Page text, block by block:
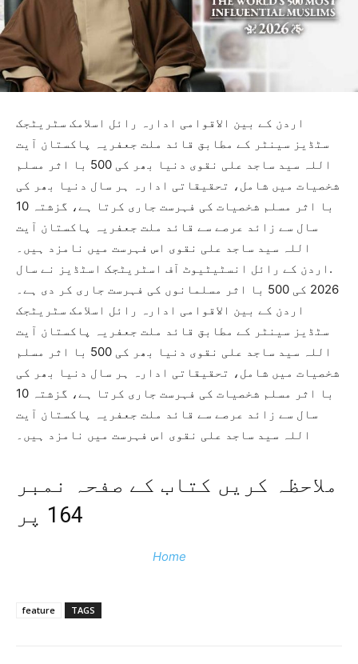
اردن کے بین الاقوامی ادارہ رائل اسلامک سٹریٹجک
سٹڈیز سینٹر کے مطابق قائد ملت جعفریہ پاکستان آیت
اللہ سید ساجد علی نقوی دنیا بھر کی 500 با اثر مسلم
شخصیات میں شامل، تحقیقاتی ادارہ ہر سال دنیا بھر کی
با اثر مسلم شخصیات کی فہرست جاری کرتا ہے، گزشتہ 10
سال سے زائد عرصے سے قائد ملت جعفریہ پاکستان آیت
اللہ سید ساجد علی نقوی اس فہرست میں نامزد ہیں۔
.اردن کے رائل انسٹیٹیوٹ آف اسٹریٹجک اسٹڈیز نے سال
2026 کی 500 با اثر مسلمانوں کی فہرست جاری کر دی ہے۔
اردن کے بین الاقوامی ادارہ رائل اسلامک سٹریٹجک
سٹڈیز سینٹر کے مطابق قائد ملت جعفریہ پاکستان آیت
اللہ سید ساجد علی نقوی دنیا بھر کی 500 با اثر مسلم
شخصیات میں شامل، تحقیقاتی ادارہ ہر سال دنیا بھر کی
با اثر مسلم شخصیات کی فہرست جاری کرتا ہے، گزشتہ 10
سال سے زائد عرصے سے قائد ملت جعفریہ پاکستان آیت
اللہ سید ساجد علی نقوی اس فہرست میں نامزد ہیں۔
ملاحظہ کریں کتاب کے صفحہ نمبر
164 پر
Home
TAGS
feature